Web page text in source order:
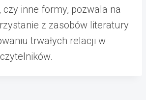
czy inne formy, pozwala na
z zasobów literatury
trwałych relacji w